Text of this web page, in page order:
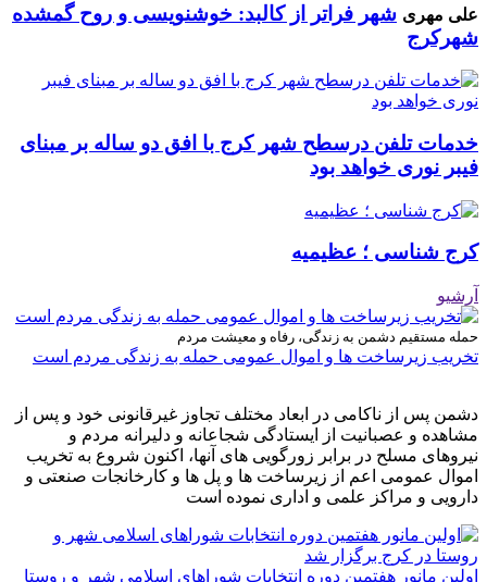
علی مهری شهر فراتر از کالبد: خوشنویسی و روح گمشده
شهرکرج
خدمات تلفن درسطح شهر کرج با افق دو ساله بر مبنای
فیبر نوری خواهد بود
کرج شناسی ؛ عظیمیه
آرشیو
حمله مستقیم دشمن به زندگی، رفاه و معیشت مردم
تخریب زیرساخت ها و اموال عمومی حمله به زندگی مردم است
دشمن پس از ناکامی در ابعاد مختلف تجاوز غیرقانونی خود و پس از
مشاهده و عصبانیت از ایستادگی شجاعانه و دلیرانه مردم و
نیروهای مسلح در برابر زورگویی های آنها، اکنون شروع به تخریب
اموال عمومی اعم از زیرساخت ها و پل ها و کارخانجات صنعتی و
دارویی و مراکز علمی و اداری نموده است
اولین مانور هفتمین دوره انتخابات شوراهای اسلامی شهر و روستا